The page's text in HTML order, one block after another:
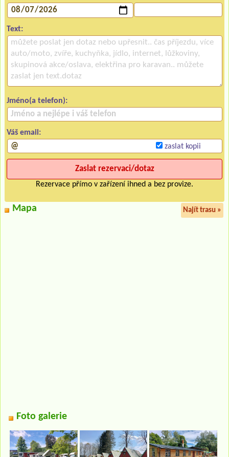
Text:
Jméno(a telefon):
Váš email:
zaslat kopii
Rezervace přímo v zařízení ihned a bez provize.
Mapa Najít trasu »
Foto galerie